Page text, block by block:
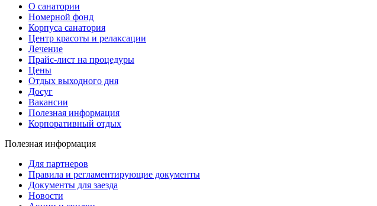
О санатории
Номерной фонд
Корпуса санатория
Центр красоты и релаксации
Лечение
Прайс-лист на процедуры
Цены
Отдых выходного дня
Досуг
Вакансии
Полезная информация
Корпоративный отдых
Полезная информация
Для партнеров
Правила и регламентирующие документы
Документы для заезда
Новости